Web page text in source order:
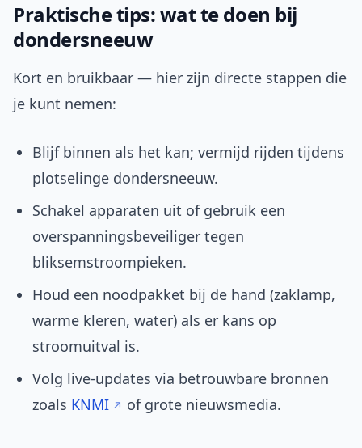
Praktische tips: wat te doen bij
dondersneeuw
Kort en bruikbaar — hier zijn directe stappen die
je kunt nemen:
Blijf binnen als het kan; vermijd rijden tijdens
plotselinge dondersneeuw.
Schakel apparaten uit of gebruik een
overspanningsbeveiliger tegen
bliksemstroompieken.
Houd een noodpakket bij de hand (zaklamp,
warme kleren, water) als er kans op
stroomuitval is.
Volg live-updates via betrouwbare bronnen
zoals KNMI of grote nieuwsmedia.